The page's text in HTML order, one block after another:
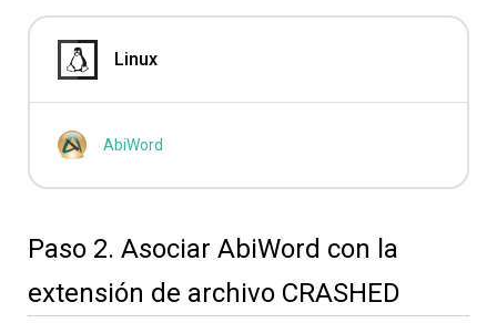
Linux
AbiWord
Paso 2. Asociar AbiWord con la
extensión de archivo CRASHED